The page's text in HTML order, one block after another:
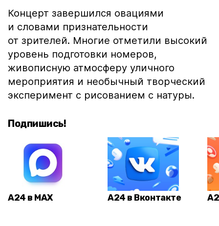
Концерт завершился овациями
и словами признательности
от зрителей. Многие отметили высокий
уровень подготовки номеров,
живописную атмосферу уличного
мероприятия и необычный творческий
эксперимент с рисованием с натуры.
Подпишись!
А24 в MAX А24 в Вконтакте